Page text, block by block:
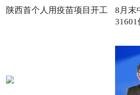
陕西首个人用疫苗项目开工
8月末
31601